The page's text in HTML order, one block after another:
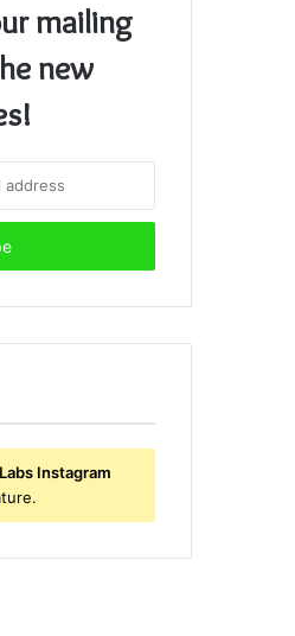
mailing
new
Instagram